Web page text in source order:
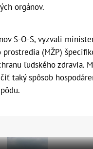
orgánov.
S-O-S, vyzvali
(MŽP)
ľudského zdravia.
taký spôsob